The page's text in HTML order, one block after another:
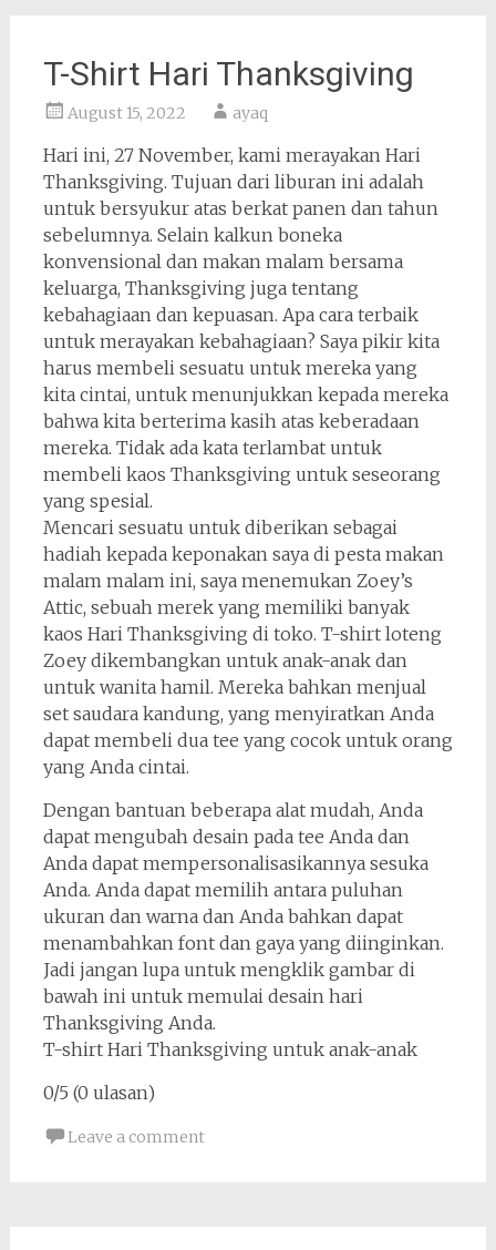
T-Shirt Hari Thanksgiving
August 15, 2022 ayaq
Hari ini, 27 November, kami merayakan Hari
Thanksgiving. Tujuan dari liburan ini adalah
untuk bersyukur atas berkat panen dan tahun
sebelumnya. Selain kalkun boneka
konvensional dan makan malam bersama
keluarga, Thanksgiving juga tentang
kebahagiaan dan kepuasan. Apa cara terbaik
untuk merayakan kebahagiaan? Saya pikir kita
harus membeli sesuatu untuk mereka yang
kita cintai, untuk menunjukkan kepada mereka
bahwa kita berterima kasih atas keberadaan
mereka. Tidak ada kata terlambat untuk
membeli kaos Thanksgiving untuk seseorang
yang spesial.
Mencari sesuatu untuk diberikan sebagai
hadiah kepada keponakan saya di pesta makan
malam malam ini, saya menemukan Zoey’s
Attic, sebuah merek yang memiliki banyak
kaos Hari Thanksgiving di toko. T-shirt loteng
Zoey dikembangkan untuk anak-anak dan
untuk wanita hamil. Mereka bahkan menjual
set saudara kandung, yang menyiratkan Anda
dapat membeli dua tee yang cocok untuk orang
yang Anda cintai.
Dengan bantuan beberapa alat mudah, Anda
dapat mengubah desain pada tee Anda dan
Anda dapat mempersonalisasikannya sesuka
Anda. Anda dapat memilih antara puluhan
ukuran dan warna dan Anda bahkan dapat
menambahkan font dan gaya yang diinginkan.
Jadi jangan lupa untuk mengklik gambar di
bawah ini untuk memulai desain hari
Thanksgiving Anda.
T-shirt Hari Thanksgiving untuk anak-anak
0/5 (0 ulasan)
Leave a comment